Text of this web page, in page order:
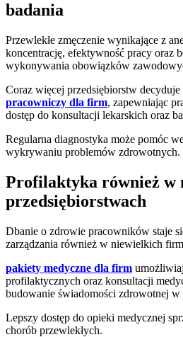
badania
Przewlekłe zmęczenie wynikające z
koncentrację, efektywność pracy oraz
wykonywania obowiązków
Coraz więcej przedsiębiorstw decyduje
pracowniczy dla firm, zapewniając
dostęp do konsultacji lekarskich oraz
Regularna diagnostyka może pomóc
wykrywaniu problemów zdrowotnych.
Profilaktyka również w
przedsiębiorstwach
Dbanie o zdrowie pracowników staje
zarządzania również w niewielkich
pakiety medyczne dla firm
profilaktycznych oraz konsultacji
budowanie świadomości zdrowotnej w
Lepszy dostęp do opieki medycznej
chorób przewlekłych.